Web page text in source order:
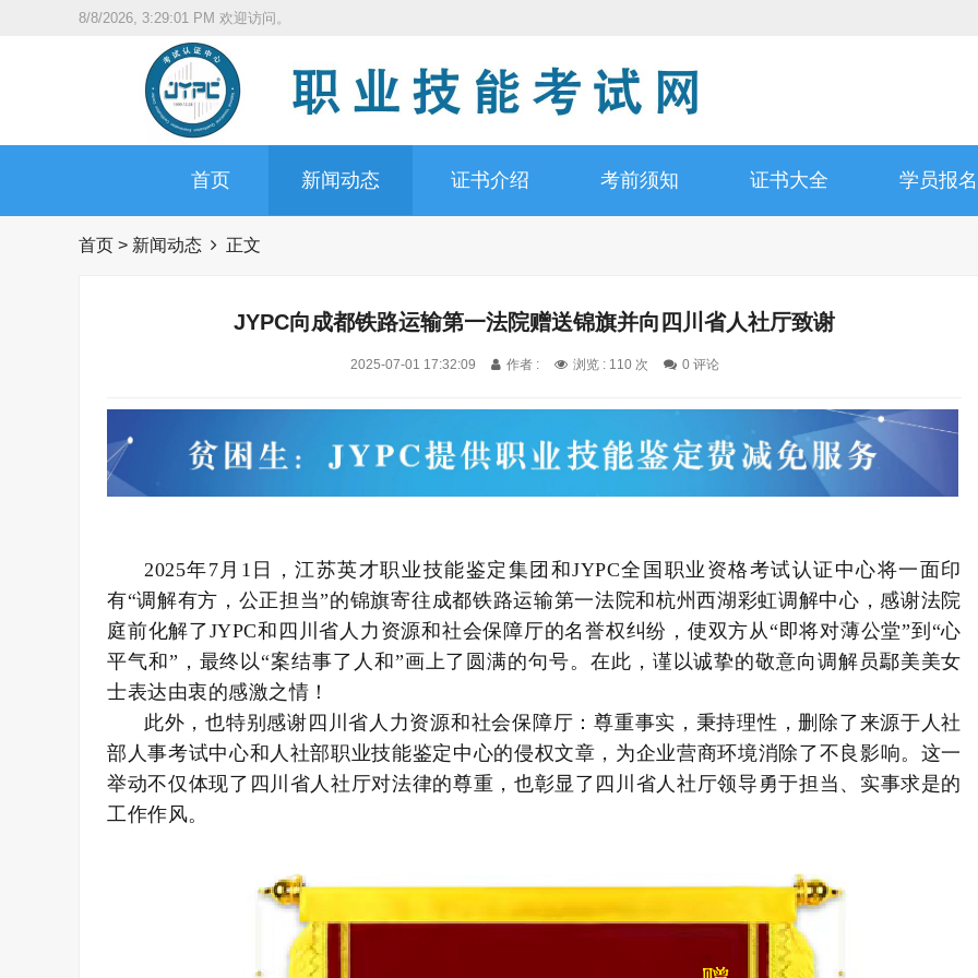
8/8/2026, 3:29:02 PM 欢迎访问。
首页 新闻动态 证书介绍 考前须知 证书大全 学员报名
首页 > 新闻动态 正文
JYPC向成都铁路运输第一法院赠送锦旗并向四川省人社厅致谢
2025-07-01 17:32:09 作者 : 浏览 : 110 次 0 评论
2025年7月1日，江苏英才职业技能鉴定集团和JYPC全国职业资格考试认证中心将一面印
有“调解有方，公正担当”的锦旗寄往成都铁路运输第一法院和杭州西湖彩虹调解中心，感谢法院
庭前化解了JYPC和四川省人力资源和社会保障厅的名誉权纠纷，使双方从“即将对薄公堂”到“心
平气和”，最终以“案结事了人和”画上了圆满的句号。在此，谨以诚挚的敬意向调解员鄢美美女
士表达由衷的感激之情！
此外，也特别感谢四川省人力资源和社会保障厅：尊重事实，秉持理性，删除了来源于人社
部人事考试中心和人社部职业技能鉴定中心的侵权文章，为企业营商环境消除了不良影响。这一
举动不仅体现了四川省人社厅对法律的尊重，也彰显了四川省人社厅领导勇于担当、实事求是的
工作作风。